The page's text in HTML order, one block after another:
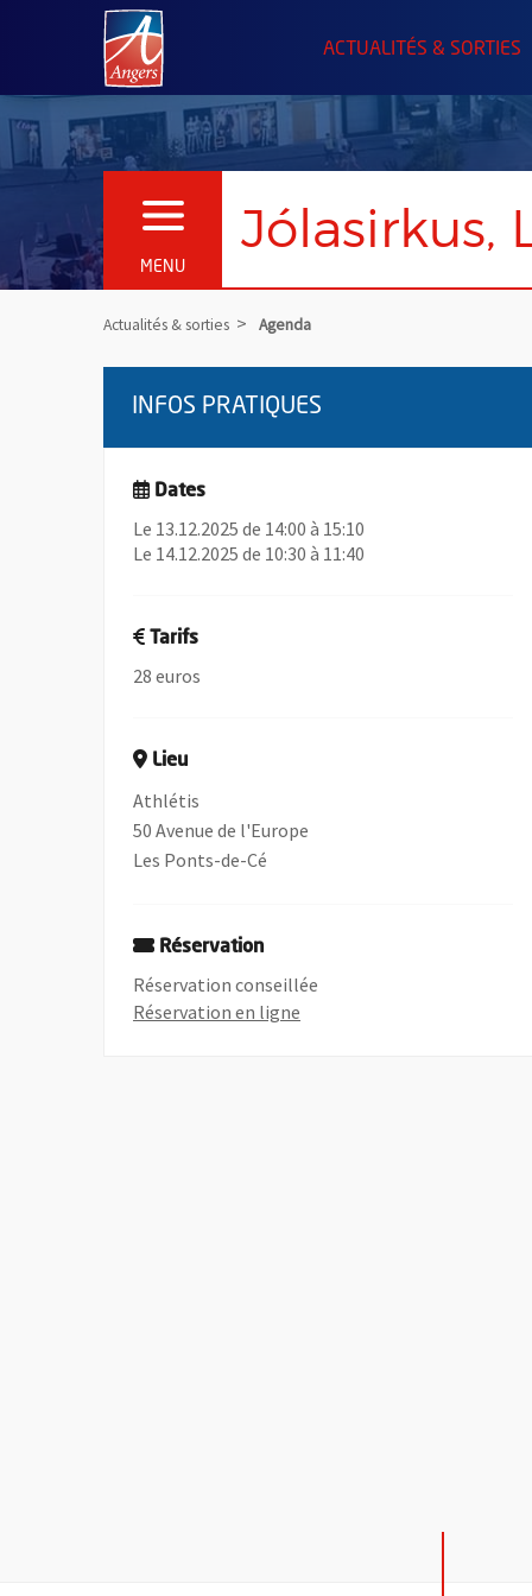
Angers.fr : Retour à l'accueil
ACTUALITÉS & SORTIES
MENU
OUVRIR LE MENU Jólasirkus,
Actualités & sorties Agenda
INFOS PRATIQUES
Dates
Le 13.12.2025 de 14:00 à 15:10
Le 14.12.2025 de 10:30 à 11:40
Tarifs
28 euros
Lieu
Athlétis
50 Avenue de l'Europe
Les Ponts-de-Cé
Réservation
Réservation conseillée
Réservation en ligne